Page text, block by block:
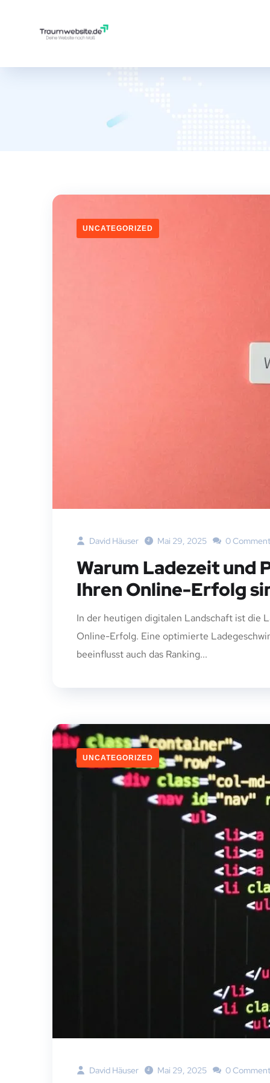
UNCATEGORIZED
David Häuser Mai 29, 2025 0
Warum Ladezeit und
Ihren Online-Erfolg
In der heutigen digitalen Landschaft ist die
Online-Erfolg. Eine optimierte
beeinflusst auch das Ranking...
UNCATEGORIZED
David Häuser Mai 29, 2025 0